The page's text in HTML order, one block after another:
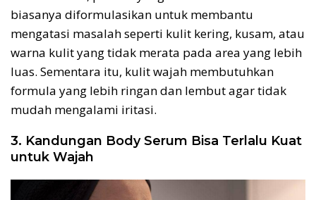
biasanya diformulasikan untuk membantu
mengatasi masalah seperti kulit kering, kusam, atau
warna kulit yang tidak merata pada area yang lebih
luas. Sementara itu, kulit wajah membutuhkan
formula yang lebih ringan dan lembut agar tidak
mudah mengalami iritasi.
3. Kandungan Body Serum Bisa Terlalu Kuat
untuk Wajah